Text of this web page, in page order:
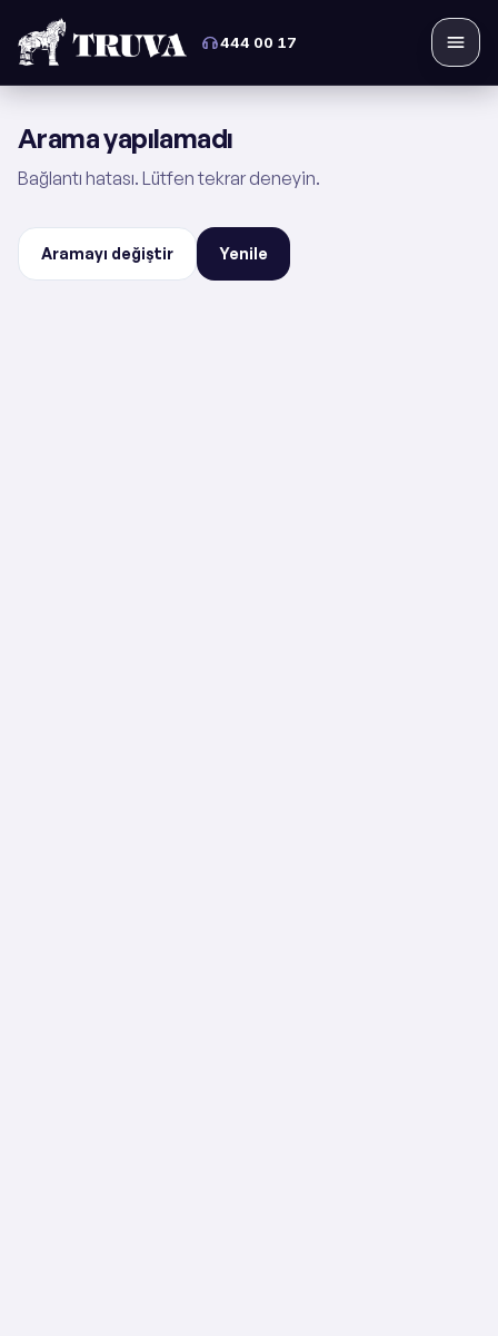
444 00 17
Arama yapılamadı
Bağlantı hatası. Lütfen tekrar deneyin.
Aramayı değiştir Yenile